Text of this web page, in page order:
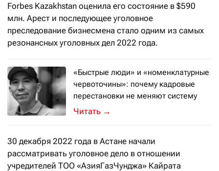
Forbes Kazakhstan оценила его состояние в $590
млн. Арест и последующее уголовное
преследование бизнесмена стало одним из самых
резонансных уголовных дел 2022 года.
«Быстрые люди» и «номенклатурные
червоточины»: почему кадровые
перестановки не меняют систему
У Нассима Николаса Талеба как-то
→
30 декабря 2022 года в Астане начали
рассматривать уголовное дело в отношении
учредителей ТОО «АзияГазЧунджа» Кайрата